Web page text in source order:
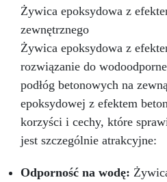
aplikacji,
ponownego użytku
Przezroczysty,
promieniowanie UV
tworzy twardą i
dla odlewów o grubości
jest idealnie gładka i
Bezrozpuszczalnikowa i
epoksydowa. Niska
pozwala na pracę w
atmosferycznych.
podłóg: – garażowe
Żywica epoksydowa z
zewnętrznego
Żywica epoksydowa z
rozwiązanie do
podłóg betonowych na
epoksydowej z efektem
korzyści i cechy, które
jest szczególnie atrakcyjne:
Odporność na wodę: